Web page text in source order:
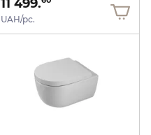
11 499.
UAH/pc.